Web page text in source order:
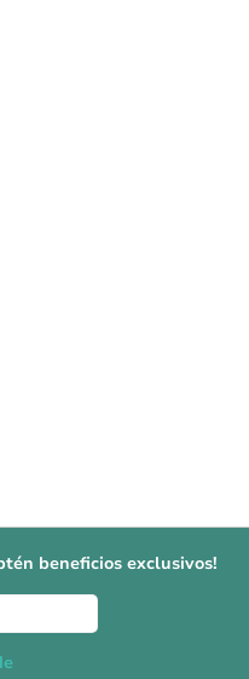
beneficios exclusivos!